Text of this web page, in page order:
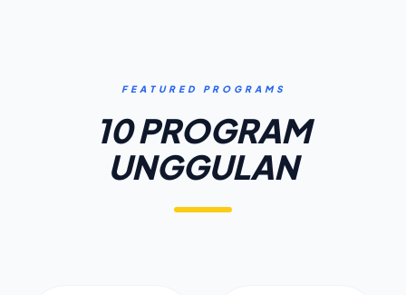
FEATURED PROGRAMS
10 PROGRAM
UNGGULAN